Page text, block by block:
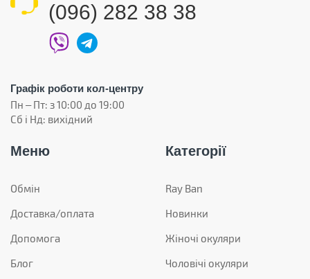
(096) 282 38 38
Графік роботи кол-центру
Пн – Пт: з 10:00 до 19:00
Сб і Нд: вихідний
Меню
Обмін
Доставка/оплата
Допомога
Блог
Категорії
Ray Ban
Новинки
Жіночі окуляри
Чоловічі окуляри